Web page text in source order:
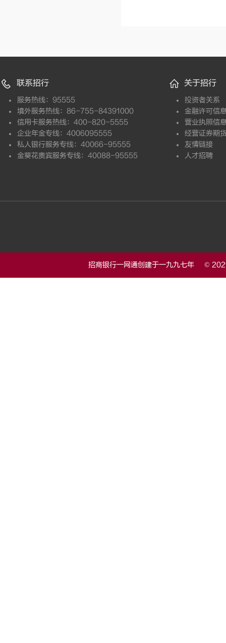
联系招行
服务热线：95555
境外服务热线：86-755-84391000
信用卡服务热线：400-820-5555
企业年金专线：4006095555
私人银行服务专线：40066-95555
金葵花贵宾服务专线：40088-95555
关于招行
投资者关系
金融许可信
营业执照信
经营证券期
友情链接
人才招聘
招商银行一网通创建于一九九七年 ©